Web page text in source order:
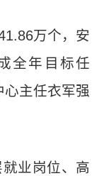
万个，安
全年目标任
心主任衣军强
业岗位、高